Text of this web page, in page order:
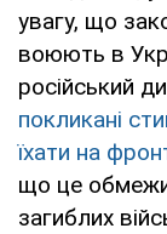
увагу, що
воюють в
російський
покликані
їхати на
що це
загиблих